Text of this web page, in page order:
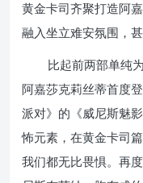
黄金卡司齐聚打造阿
融入坐立难安氛围，甚
比起前两部单纯
阿嘉莎克莉丝蒂首度
派对》的《威尼斯魅
怖元素，在黄金卡司
我们都无比畏惧。再